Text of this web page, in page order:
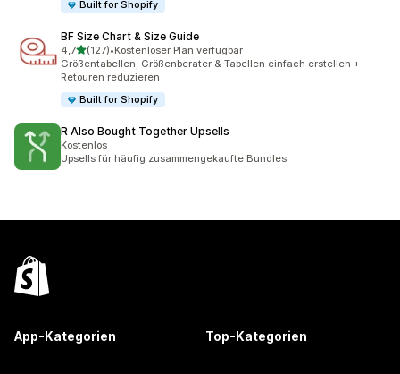
Built for Shopify
BF Size Chart & Size Guide
4,7von 5 Sternen
(127)
127 Rezensionen insgesamt
•Kostenloser Plan verfügbar
Größentabellen, Größenberater & Tabellen einfach erstellen +
Retouren reduzieren
Built for Shopify
R Also Bought Together Upsells
Kostenlos
Upsells für häufig zusammengekaufte Bundles
App-Kategorien Top-Kategorien